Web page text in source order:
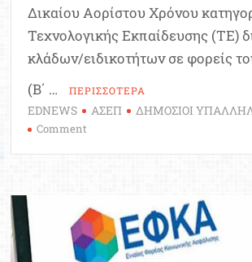
Δικαίου Αορίστου Χρόνου
Τεχνολογικής Εκπαίδευσης (ΤΕ)
κλάδων/ειδικοτήτων σε φορείς
(Β΄ …
ΠΕΡΙΣΣΟΤΕΡΑ
EDNEWS ΑΣΕΠ ΔΗΜΟΣΙΟΙ
Comment
για
2.084
Θέσεις